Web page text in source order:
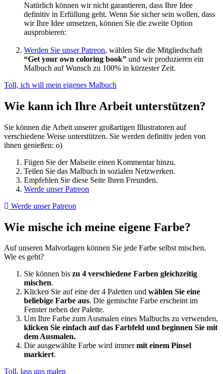
Natürlich können wir nicht garantieren, dass Ihre Idee
definitiv in Erfüllung geht. Wenn Sie sicher sein wollen, dass
wir Ihre Idee umsetzen, können Sie die zweite Option
ausprobieren:
Werden Sie unser Patreon, wählen Sie die Mitgliedschaft
“Get your own coloring book” und wir produzieren ein
Malbuch auf Wunsch zu 100% in kürzester Zeit.
Toll, ich will mein eigenes Malbuch
Wie kann ich Ihre Arbeit unterstützen?
Sie können die Arbeit unserer großartigen Illustratoren auf
verschiedene Weise unterstützen. Sie werden definitiv jeden von
ihnen genießen: o)
Fügen Sie der Malseite einen Kommentar hinzu.
Teilen Sie das Malbuch in sozialen Netzwerken.
Empfehlen Sie diese Seite Ihren Freunden.
Werde unser Patreon
Werde unser Patreon
Wie mische ich meine eigene Farbe?
Auf unseren Malvorlagen können Sie jede Farbe selbst mischen.
Wie es geht?
Sie können bis zu 4 verschiedene Farben gleichzeitig
mischen.
Klicken Sie auf eine der 4 Paletten und wählen Sie eine
beliebige Farbe aus. Die gemischte Farbe erscheint im
Fenster neben der Palette.
Um Ihre Farbe zum Ausmalen eines Malbuchs zu verwenden,
klicken Sie einfach auf das Farbfeld und beginnen Sie mit
dem Ausmalen.
Die ausgewählte Farbe wird immermit einem Pinsel
markiert.
Toll, lass uns malen